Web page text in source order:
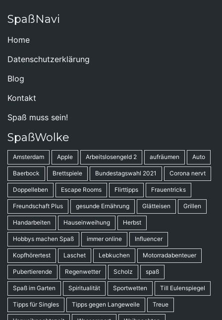
SpaßNavi
Home
Datenschutzerklärung
Blog
Kontakt
Spaß muss sein!
SpaßWolke
Amsterdam Apple Arbeitslosengeld 2 aufräumen Auto
Baerbock Brettspiele Bundestagswahl 2021 Corona nervt
Doppelleben Escape Rooms Flirttipps Frauentricks
Freundschaft Plus gesunde Ernährung Glätteisen Grillen
Handarbeiten Hauseinweihung Herbst
Hobbys machen Spaß immer online Influencer
Kopfhörertest Laschet Lebkuchen Motorradabenteuer
Pubertierende Regenwetter Scholz spaß
Spaß im Garten Spiritualität Sportwetten Till Eulenspiegel
Tipps für Singles Tipps gegen Langeweile Treue